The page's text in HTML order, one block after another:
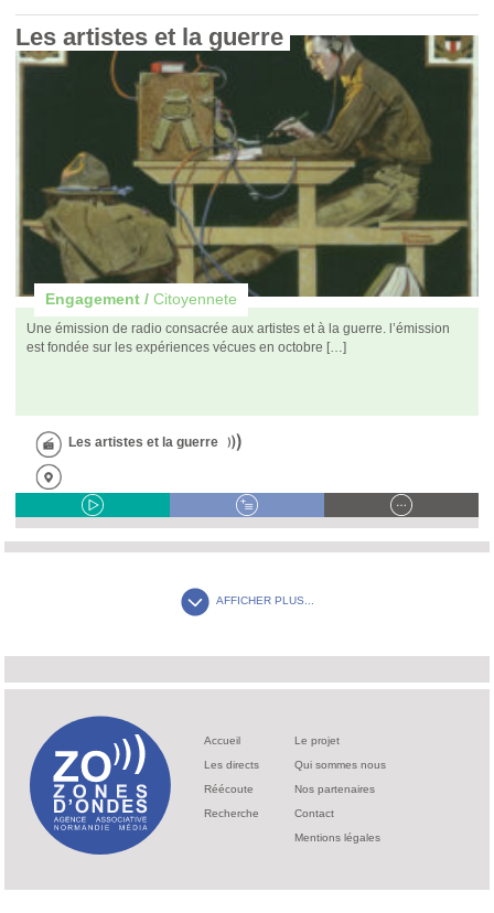
Les artistes et la guerre
Engagement / Citoyennete
Une émission de radio consacrée aux artistes et à la guerre. l’émission
est fondée sur les expériences vécues en octobre […]
Les artistes et la guerre
AFFICHER PLUS...
Accueil
Les directs
Réécoute
Recherche
Le projet
Qui sommes nous
Nos partenaires
Contact
Mentions légales